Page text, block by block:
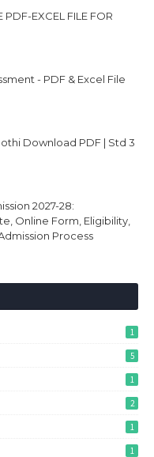
PDF-EXCEL FILE FOR
- PDF & Excel File
Download PDF | Std 3
2027-28:
Online Form, Eligibility,
Process
1
5
1
2
1
1